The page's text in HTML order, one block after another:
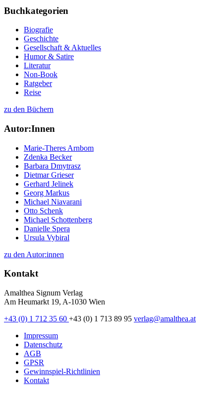
Buchkategorien
Biografie
Geschichte
Gesellschaft & Aktuelles
Humor & Satire
Literatur
Non-Book
Ratgeber
Reise
zu den Büchern
Autor:Innen
Marie-Theres Arnbom
Zdenka Becker
Barbara Dmytrasz
Dietmar Grieser
Gerhard Jelinek
Georg Markus
Michael Niavarani
Otto Schenk
Michael Schottenberg
Danielle Spera
Ursula Vybiral
zu den Autor:innen
Kontakt
Amalthea Signum Verlag
Am Heumarkt 19, A-1030 Wien
+43 (0) 1 712 35 60 +43 (0) 1 713 89 95 verlag@amalthea.at
Impressum
Datenschutz
AGB
GPSR
Gewinnspiel-Richtlinien
Kontakt